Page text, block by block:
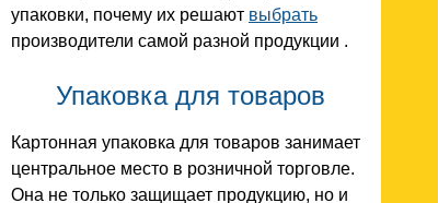
упаковки, почему их решают выбрать
производители самой разной продукции .
Упаковка для товаров
Картонная упаковка для товаров занимает
центральное место в розничной торговле.
Она не только защищает продукцию, но и